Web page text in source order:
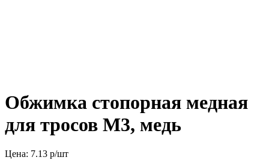
Обжимка стопорная медная
для тросов М3, медь
Цена: 7.13 р/шт